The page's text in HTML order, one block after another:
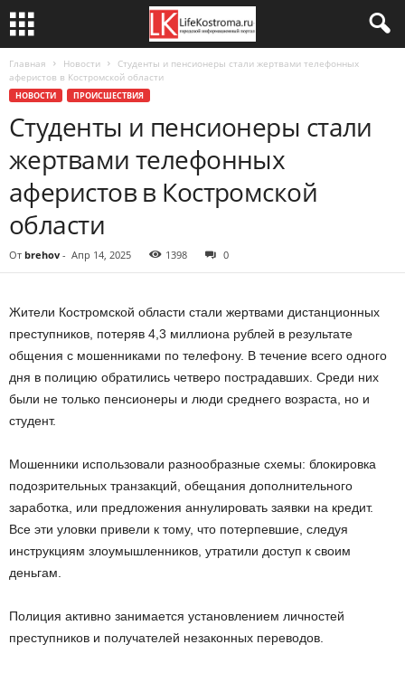
Главная Новости
Студенты и пенсионеры стали жертвами телефонных
аферистов в Костромской области
НОВОСТИ ПРОИСШЕСТВИЯ
Студенты и пенсионеры стали
жертвами телефонных
аферистов в Костромской
области
От brehov - Апр 14, 2025 1398 0
Жители Костромской области стали жертвами дистанционных
преступников, потеряв 4,3 миллиона рублей в результате
общения с мошенниками по телефону. В течение всего одного
дня в полицию обратились четверо пострадавших. Среди них
были не только пенсионеры и люди среднего возраста, но и
студент.
Мошенники использовали разнообразные схемы: блокировка
подозрительных транзакций, обещания дополнительного
заработка, или предложения аннулировать заявки на кредит.
Все эти уловки привели к тому, что потерпевшие, следуя
инструкциям злоумышленников, утратили доступ к своим
деньгам.
Полиция активно занимается установлением личностей
преступников и получателей незаконных переводов.